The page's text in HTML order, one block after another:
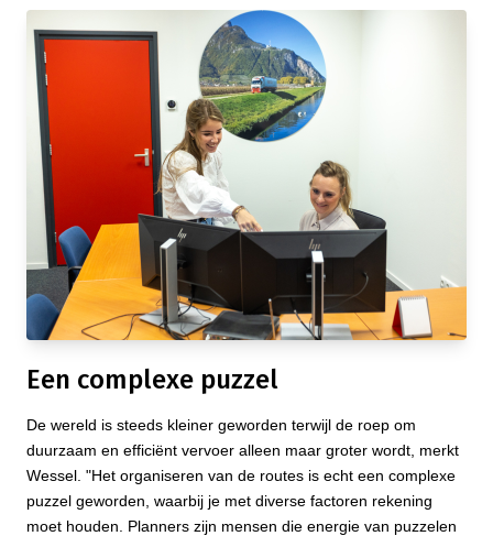
Een complexe puzzel
De wereld is steeds kleiner geworden terwijl de roep om
duurzaam en efficiënt vervoer alleen maar groter wordt, merkt
Wessel. "Het organiseren van de routes is echt een complexe
puzzel geworden, waarbij je met diverse factoren rekening
moet houden. Planners zijn mensen die energie van puzzelen